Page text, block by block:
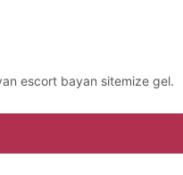
escort bayan sitemize gel.